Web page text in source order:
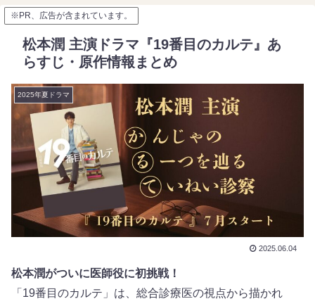
※PR、広告が含まれています。
松本潤 主演ドラマ『19番目のカルテ』あ
らすじ・原作情報まとめ
2025年夏ドラマ
2025.06.04
松本潤がついに医師役に初挑戦！
「19番目のカルテ」は、総合診療医の視点から描かれ